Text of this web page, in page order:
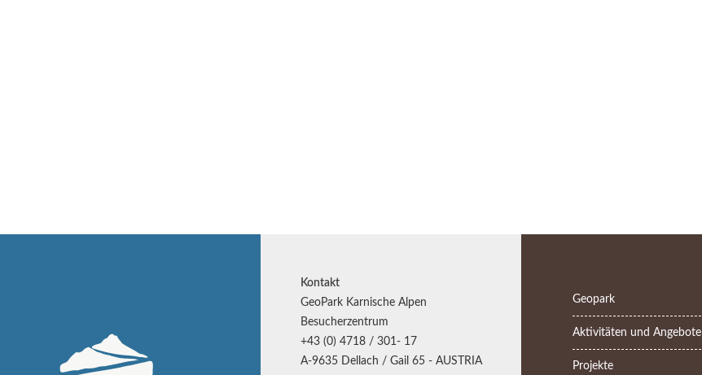
Kontakt
GeoPark Karnische Alpen
Besucherzentrum
+43 (0) 4718 / 301- 17
A-9635 Dellach / Gail 65 - AUSTRIA
Geopark
Aktivitäten und Angebote
Projekte